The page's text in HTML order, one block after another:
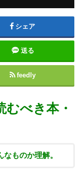
シェア
送る
feedly
べき本・
ものか理解。